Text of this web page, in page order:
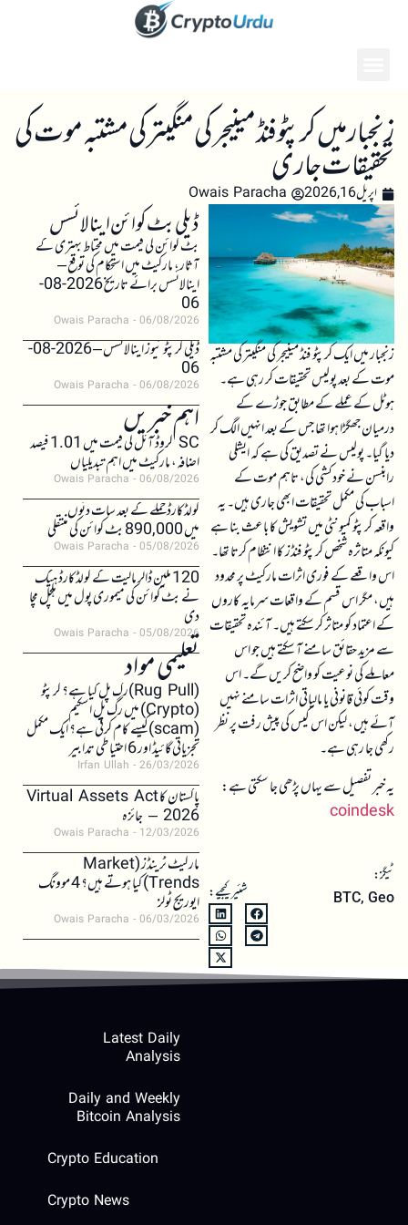
زنجبار میں کرپٹو فنڈ مینیجر کی منگیتر کی مشتبہ موت کی
تحقیقات جاری
اپریل 16, 2026 Owais Paracha
زنجبار میں ایک کرپٹو فنڈ مینیجر کی منگیتر کی مشتبہ
موت کے بعد پولیس تحقیقات کر رہی ہے۔
ہوٹل کے عملے کے مطابق جوڑے کے
درمیان جھگڑا ہوا تھا جس کے بعد انہیں الگ کر
دیا گیا۔ پولیس نے تصدیق کی ہے کہ ایشلی
رابنسن نے خودکشی کی، تاہم موت کے
اسباب کی مکمل تحقیقات ابھی جاری ہیں۔ یہ
واقعہ کرپٹو کمیونٹی میں تشویش کا باعث بنا ہے
کیونکہ متاثرہ شخص کرپٹو فنڈز کا انتظام کرتا تھا۔
اس واقعے کے فوری اثرات مارکیٹ پر محدود
ہیں، مگر اس قسم کے واقعات سرمایہ کاروں
کے اعتماد کو متاثر کر سکتے ہیں۔ آئندہ تحقیقات
سے مزید حقائق سامنے آ سکتے ہیں جو اس
معاملے کی نوعیت کو واضح کریں گے۔ اس
وقت کوئی قانونی یا مالیاتی اثرات سامنے نہیں
آئے ہیں، لیکن اس کیس کی پیش رفت پر نظر
رکھی جا رہی ہے۔
یہ خبر تفصیل سے یہاں پڑھی جا سکتی ہے:
coindesk
ٹیگز:
BTC, Geo شئیر کیجیے:
ڈیلی بٹ کوائن اینالائسس
بٹ کوائن کی قیمت میں محتاط بہتری کے
آثار، مارکیٹ میں استحکام کی توقع –
اینالائسس برائے تاریخ 2026-08-
06
Owais Paracha 06/08/2026
ڈیلی کرپٹو نیوز اینالائسس – 2026-08-
06
Owais Paracha 06/08/2026
اہم خبریں SC کروڈ آئل کی قیمت میں 1.01 فیصد
اضافہ، مارکیٹ میں اہم تبدیلیاں
Owais Paracha 06/08/2026
کولڈکارڈ حملے کے بعد سات دنوں
میں 890,000 بٹ کوائن کی منتقلی
Owais Paracha 05/08/2026
120 ملین ڈالر مالیت کے کولڈکارڈ ہیک
نے بٹ کوائن کی میموری پول میں ہلچل مچا
دی
Owais Paracha 05/08/2026
تعلیمی مواد(Rug Pull)رگ پل کیا ہے؟ کرپٹو
(Crypto) میں رگ پل اسکیم
(scam)کیسے کام کرتی ہے؟ ایک مکمل
تجزیاتی گائیڈ اور 6 احتیاطی تدابیر
Irfan Ullah 26/03/2026
پاکستان کا Virtual Assets Act
2026 – جائزہ
Owais Paracha 12/03/2026
مارکیٹ ٹرینڈز (Market
Trends) کیا ہوتے ہیں؟ 4 موونگ
ایوریج ٹولز
Owais Paracha 06/03/2026
Latest Daily
Analysis
Daily and Weekly
Bitcoin Analysis
Crypto Education
Crypto News